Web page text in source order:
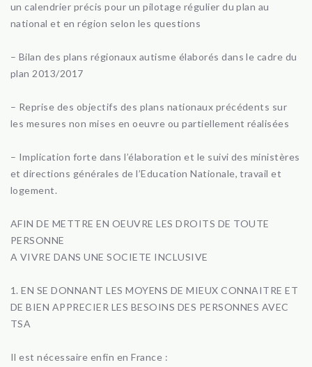
un calendrier précis pour un pilotage régulier du plan au
national et en région selon les questions
– Bilan des plans régionaux autisme élaborés dans le cadre du
plan 2013/2017
– Reprise des objectifs des plans nationaux précédents sur
les mesures non mises en oeuvre ou partiellement réalisées
– Implication forte dans l’élaboration et le suivi des ministères
et directions générales de l’Education Nationale, travail et
logement.
AFIN DE METTRE EN OEUVRE LES DROITS DE TOUTE
PERSONNE
A VIVRE DANS UNE SOCIETE INCLUSIVE
1. EN SE DONNANT LES MOYENS DE MIEUX CONNAITRE ET
DE BIEN APPRECIER LES BESOINS DES PERSONNES AVEC
TSA
Il est nécessaire enfin en France :